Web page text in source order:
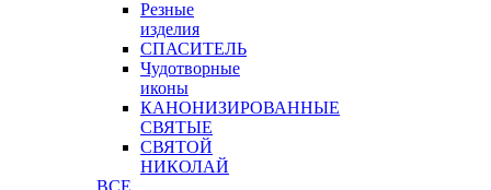
Резные
изделия
СПАСИТЕЛЬ
Чудотворные
иконы
КАНОНИЗИРОВАННЫЕ
СВЯТЫЕ
СВЯТОЙ
НИКОЛАЙ
ВСЕ